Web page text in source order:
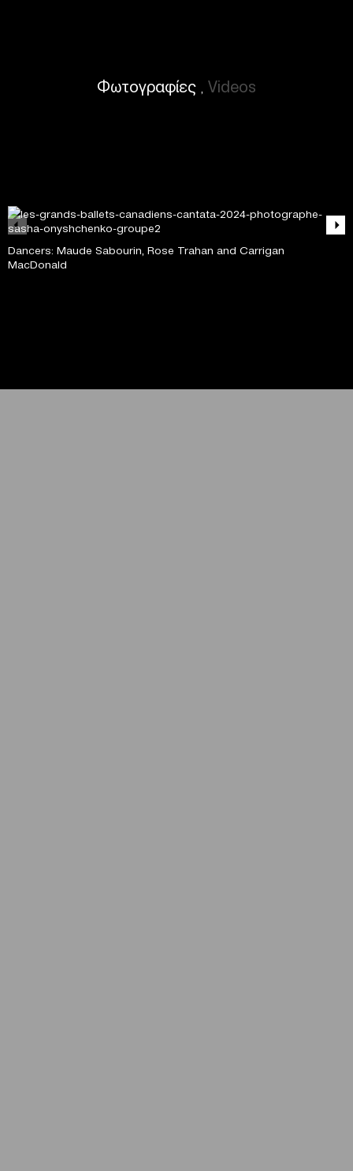
Φωτογραφίες Videos
Dancers: Maude Sabourin, Rose Trahan and Carrigan
MacDonald